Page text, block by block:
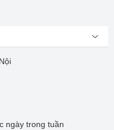
cấp phiếu bảo hành 6
còn cung cấp các dịch
giúp giải quyết
ngày trong tuần